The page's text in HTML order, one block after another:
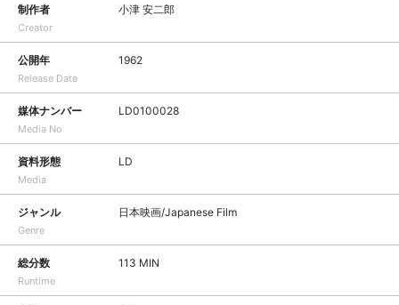
制作者
Creator
小津 安二郎
公開年
Release Date
1962
媒体ナンバー
Media No
LD0100028
資料形態
Media
LD
ジャンル
Genre
日本映画/Japanese Film
総分数
Runtime
113 MIN